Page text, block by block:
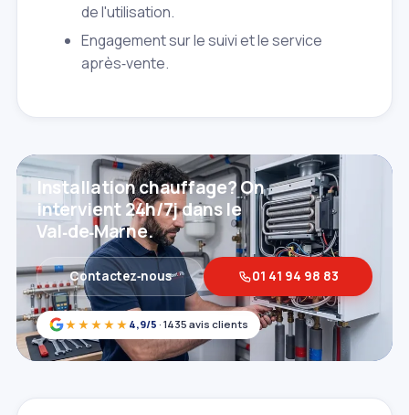
de l'utilisation.
Engagement sur le suivi et le service
après‑vente.
★★★★★ 4,9/5 · 1435 avis clients
Installation chauffage? On
intervient 24h/7j dans le
Val‑de‑Marne.
Contactez‑nous 01 41 94 98 83